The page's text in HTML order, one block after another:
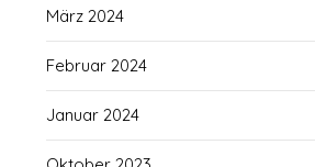
März 2024
Februar 2024
Januar 2024